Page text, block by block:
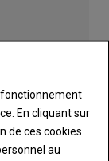
vérifier la
2026 «
fonctionnement
En cliquant sur
de ces cookies
au